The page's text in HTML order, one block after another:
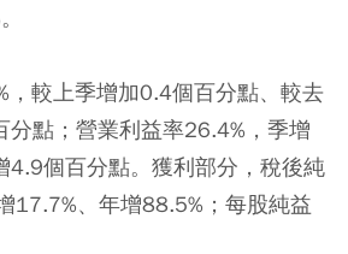
，較上季增加0.4個百分點、較去
點；營業利益率26.4%，季增
4.9個百分點。獲利部分，稅後純
17.7%、年增88.5%；每股純益